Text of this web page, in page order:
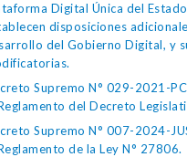
Digital Única del
disposiciones
del Gobierno Digital, y
Supremo N° 029-2021-
del Decreto
Supremo N° 007-2024-
de la Ley N° 27806.